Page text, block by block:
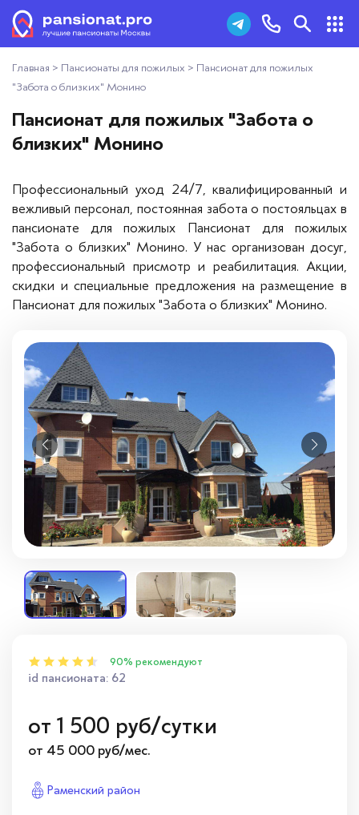
Пансионаты для пожилых
Дома престарелых
Пансионаты для ветеранов
Хосписы
Как выбрать пансионат
Добавить пансионат
Вопросы — ответы
Новости
Контакты
Заказать звонок
Главная > Пансионаты для пожилых > Пансионат для пожилых
"Забота о близких" Монино
Пансионат для пожилых "Забота о
близких" Монино
Профессиональный уход 24/7, квалифицированный и
вежливый персонал, постоянная забота о постояльцах в
пансионате для пожилых Пансионат для пожилых
"Забота о близких" Монино. У нас организован досуг,
профессиональный присмотр и реабилитация. Акции,
скидки и специальные предложения на размещение в
Пансионат для пожилых "Забота о близких" Монино.
90% рекомендуют
id пансионата: 62
от 1 500 руб/сутки
от 45 000 руб/мес.
Раменский район